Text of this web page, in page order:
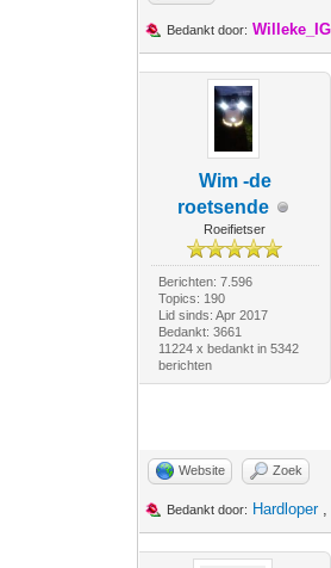
Bedankt door:
Wim -de
roetsende
Roeifietser
Berichten: 7.596
Topics: 190
Lid sinds: Apr 2017
Bedankt: 3661
11224 x bedankt in 5342
berichten
Website Zoek
Bedankt door: Hardloper